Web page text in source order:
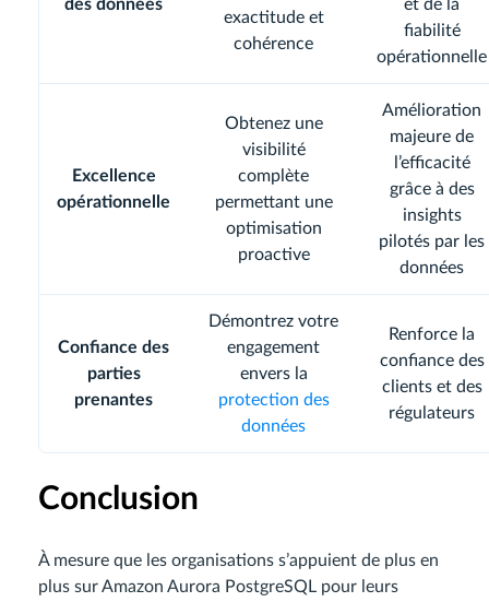
des données
exactitude et
cohérence
et de la
fiabilité
opérationnelle
Excellence
opérationnelle
Obtenez une
visibilité
complète
permettant une
optimisation
proactive
Amélioration
majeure de
l’efficacité
grâce à des
insights
pilotés par les
données
Confiance des
parties
prenantes
Démontrez votre
engagement
envers la
protection des
données
Renforce la
confiance des
clients et des
régulateurs
Conclusion
À mesure que les organisations s’appuient de plus en
plus sur Amazon Aurora PostgreSQL pour leurs